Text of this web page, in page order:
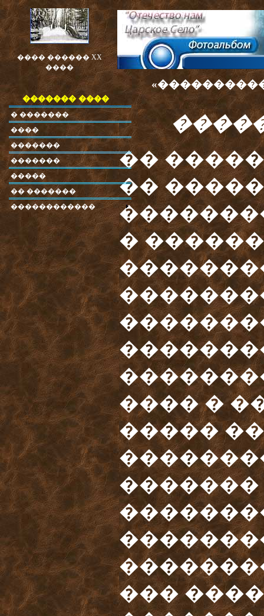
���� ������ XX
����
��
��
�
���� �
�����
�������
���
������� ����
� �������
����
�������
�������
�����
�� �������
������������